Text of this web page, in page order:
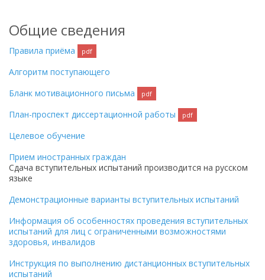
Общие сведения
Правила приёма pdf
Алгоритм поступающего
Бланк мотивационного письма
pdf
План-проспект диссертационной работы pdf
Целевое обучение
Прием иностранных граждан
Сдача вступительных испытаний производится на русском
языке
Демонстрационные варианты вступительных испытаний
Информация об особенностях проведения вступительных
испытаний для лиц с ограниченными возможностями
здоровья, инвалидов
Инструкция по выполнению дистанционных вступительных
испытаний